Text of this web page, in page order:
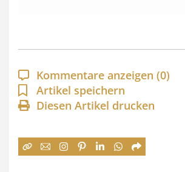
p
a
n
n
:
Kommentare anzeigen (0)
Artikel speichern
Diesen Artikel drucken